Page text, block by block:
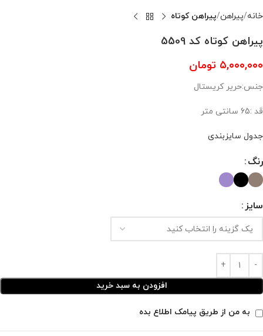
خانه پیراهن پیراهن کوتاه
پیراهن کوتاه کد 5509
۵,۰۰۰,۰۰۰ تومان
جنس:حریر کریستال
قد :65 سانتی متر
جدول سایزبندی
رنگ
سایز
افزودن به سبد خرید
به من از طریق پیامک اطلاع بده